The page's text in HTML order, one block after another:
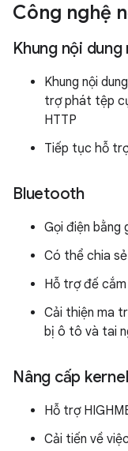
Công nghệ
Khung nội dung
Khung nội
trợ phát tệp
HTTP
Tiếp tục hỗ
Bluetooth
Gọi điện bằng
Có thể chia
Hỗ trợ đế
Cải thiện ma
bị ô tô và tai
Nâng cấp
Hỗ trợ
Cải tiến về